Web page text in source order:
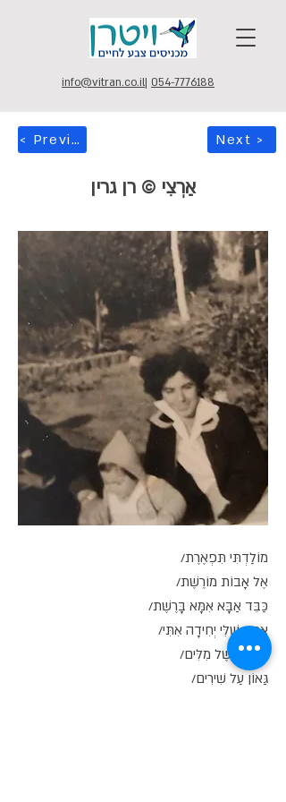
info@vitran.co.il| 054-7776188
< Previous Next >
אַרְצִי © רן גרין
מוֹלַדְתִּי תִּפְאֶרֶת/
אֶל אָבוֹת מוֹרֶשֶׁת/
כַּבֵּד אַבָּא אִמָּא בָּרֶשֶׁת/
אַרְצִי שֶׁלִּי יְחִידָה אִתִּי/
שְׁלֹמֹה שֶׁל מִלִּים/
גָּאוֹן עַל שִׁירִים/